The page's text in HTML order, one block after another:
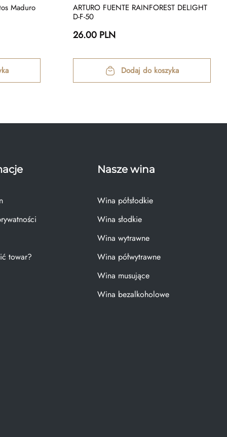
Maduro
ARTURO FUENTE RAINFOREST DELIGHT
D-F-50
26.00 PLN
Dodaj do koszyka
towar?
Nasze wina
Wina półsłodkie
Wina słodkie
Wina wytrawne
Wina półwytrawne
Wina musujące
Wina bezalkoholowe